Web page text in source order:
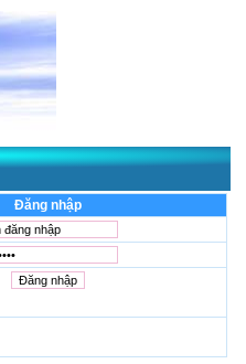
Đăng nhập